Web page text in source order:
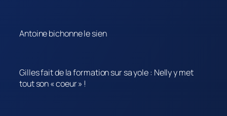
Antoine bichonne le sien
Gilles fait de la formation sur sa yole : Nelly y met
tout son « coeur » !